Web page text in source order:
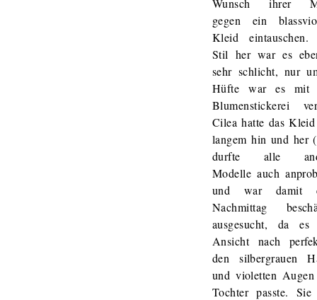
Wunsch ihrer
gegen ein
Kleid eintauschen.
Stil her war es
sehr schlicht, nur
Hüfte war es mit
Blumenstickerei
Cilea hatte das
langem hin und her
durfte alle
Modelle auch
und war damit
Nachmittag
ausgesucht, da es
Ansicht nach
den silbergrauen
und violetten
Tochter passte. Sie